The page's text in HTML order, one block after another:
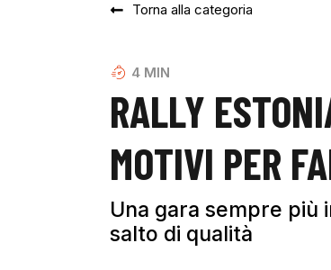
Torna alla categoria
4 MIN
RALLY
MOTIVI PER
Una gara sempre più
salto di qualità